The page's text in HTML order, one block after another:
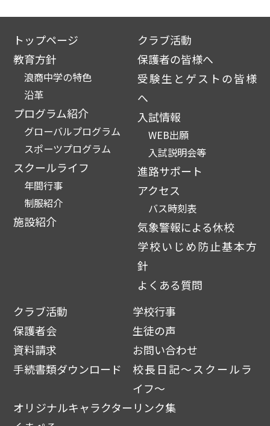
トップページ
教育方針
浪商中学の特色
沿革
プログラム紹介
グローバルプログラム
スポーツプログラム
スクールライフ
年間行事
制服紹介
施設紹介
クラブ活動
保護者の皆様へ
受験生とゲストの皆様
へ
入試情報
WEB出願
入試説明会等
進路サポート
アクセス
バス時刻表
気象警報による休校
学校いじめ防止基本方
針
よくある質問
クラブ活動
学校行事
保護者会
生徒の声
資料請求
お問い合わせ
手続書類ダウンロード
校長日記～スクールラ
イフ～
オリジナルキャラクター リンク集